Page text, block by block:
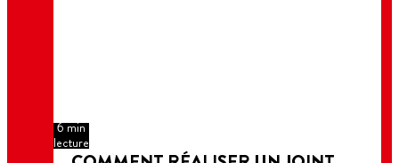
6 min
lecture